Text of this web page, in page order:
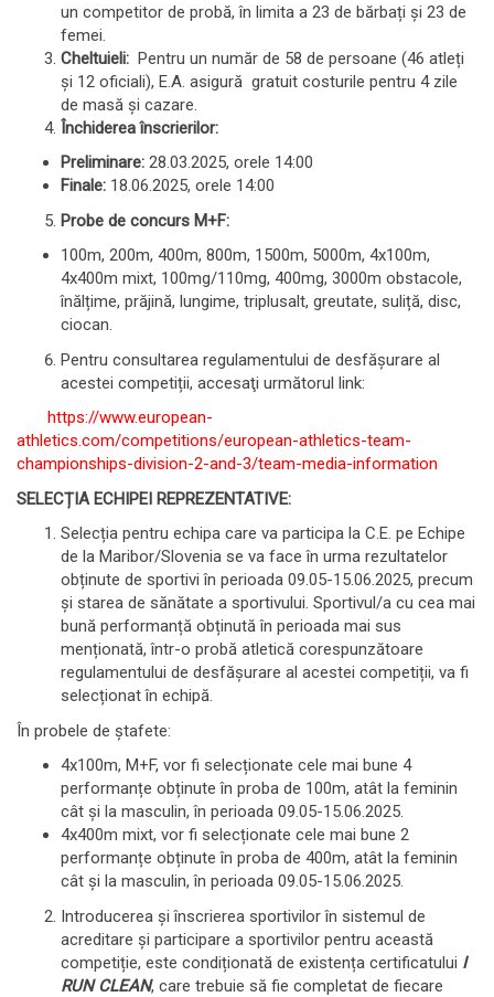
un competitor de probă, în limita a 23 de bărbați și 23 de
femei.
Cheltuieli: Pentru un număr de 58 de persoane (46 atleți
și 12 oficiali), E.A. asigură gratuit costurile pentru 4 zile
de masă și cazare.
Închiderea înscrierilor:
Preliminare: 28.03.2025, orele 14:00
Finale: 18.06.2025, orele 14:00
Probe de concurs M+F:
100m, 200m, 400m, 800m, 1500m, 5000m, 4x100m,
4x400m mixt, 100mg/110mg, 400mg, 3000m obstacole,
înălțime, prăjină, lungime, triplusalt, greutate, suliță, disc,
ciocan.
Pentru consultarea regulamentului de desfășurare al
acestei competiții, accesaţi următorul link:
https://www.european-
athletics.com/competitions/european-athletics-team-
championships-division-2-and-3/team-media-information
SELECȚIA ECHIPEI REPREZENTATIVE:
Selecția pentru echipa care va participa la C.E. pe Echipe
de la Maribor/Slovenia se va face în urma rezultatelor
obținute de sportivi în perioada 09.05-15.06.2025, precum
și starea de sănătate a sportivului. Sportivul/a cu cea mai
bună performanță obținută în perioada mai sus
menționată, într-o probă atletică corespunzătoare
regulamentului de desfășurare al acestei competiții, va fi
selecționat în echipă.
În probele de ștafete:
4x100m, M+F, vor fi selecționate cele mai bune 4
performanțe obținute în proba de 100m, atât la feminin
cât și la masculin, în perioada 09.05-15.06.2025.
4x400m mixt, vor fi selecționate cele mai bune 2
performanțe obținute în proba de 400m, atât la feminin
cât și la masculin, în perioada 09.05-15.06.2025.
Introducerea și înscrierea sportivilor în sistemul de
acreditare și participare a sportivilor pentru această
competiție, este condiționată de existența certificatului I
RUN CLEAN, care trebuie să fie completat de fiecare